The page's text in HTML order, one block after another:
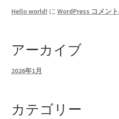
Hello world! に WordPress コメン
アーカイブ
2026年1月
カテゴリー